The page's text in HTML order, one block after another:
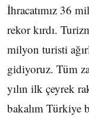
İhracatımız 36
rekor kırdı.
milyon turisti
gidiyoruz. Tüm
yılın ilk çeyrek
bakalım Türkiye